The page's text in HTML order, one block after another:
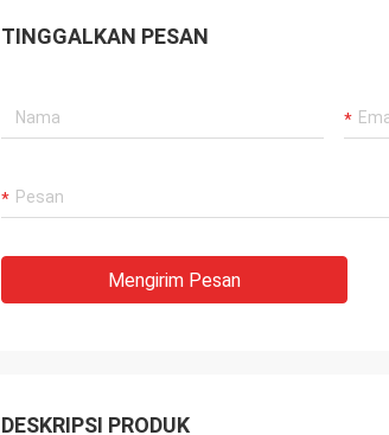
TINGGALKAN PESAN
Mengirim Pesan
DESKRIPSI PRODUK